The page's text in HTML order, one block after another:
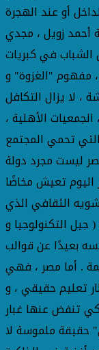
أو عند الهجرة
أحمد زويل ، مجدي
الشباب في كبريات
، مفهوم "الغزوة" و
، لا يزال التكافل
الأهلية ،
تحمي المجتمع
ليست مجرد دولة
تعيش مخاضًا
الثقافي الذي
التكنولوجيا و
بعيدًا عن قوالب
. أما مصر ، فهي
تعليم حقيقي ، و
تنفض عنها غبار
حقيقة ملموسة لا